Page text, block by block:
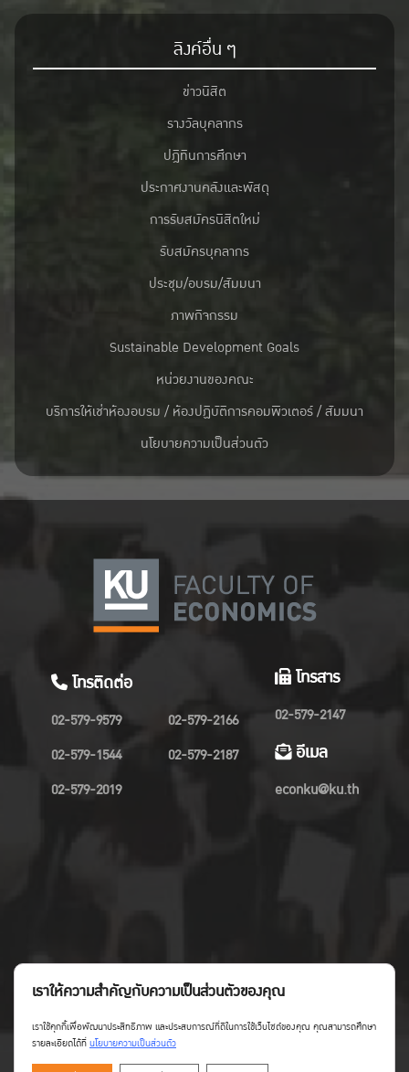
ลิงค์อื่น ๆ
ข่าวนิสิต
รางวัลบุคลากร
ปฎิทินการศึกษา
ประกาศงานคลังและพัสดุ
การรับสมัครนิสิตใหม่
รับสมัครบุคลากร
ประชุม/อบรม/สัมมนา
ภาพกิจกรรม
Sustainable Development Goals
หน่วยงานของคณะ
บริการให้เช่าห้องอบรม / ห้องปฏิบัติการคอมพิวเตอร์ / สัมมนา
นโยบายความเป็นส่วนตัว
โทรติดต่อ
02-579-9579
02-579-1544
02-579-2019
02-579-2166
02-579-2187
โทรสาร
02-579-2147
อีเมล
econku@ku.th
เราให้ความสำคัญกับความเป็นส่วนตัวของคุณ
เราใช้คุกกี้เพื่อพัฒนาประสิทธิภาพ และประสบการณ์ที่ดีในการใช้เว็บไซต์ของคุณ คุณสามารถศึกษา
รายละเอียดได้ที่นโยบายความเป็นส่วนตัว